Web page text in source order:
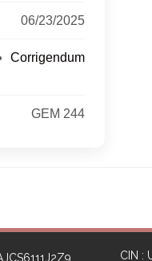
06/23/2025
Corrigendum
GEM 244
CIN :